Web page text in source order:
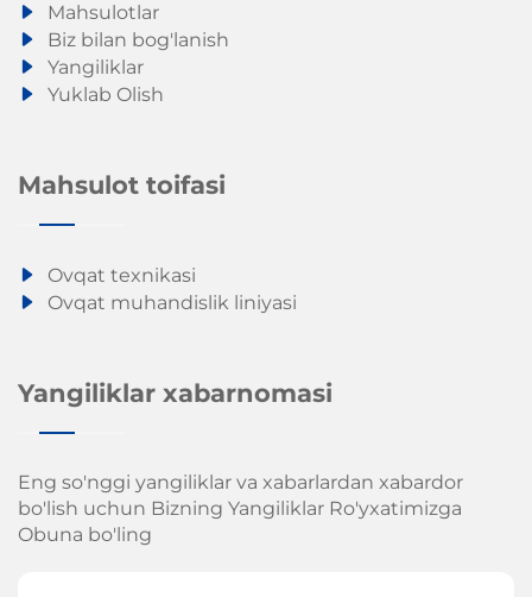
Mahsulotlar
Biz bilan bog'lanish
Yangiliklar
Yuklab Olish
Mahsulot toifasi
Ovqat texnikasi
Ovqat muhandislik liniyasi
Yangiliklar xabarnomasi
Eng so'nggi yangiliklar va xabarlardan xabardor
bo'lish uchun Bizning Yangiliklar Ro'yxatimizga
Obuna bo'ling